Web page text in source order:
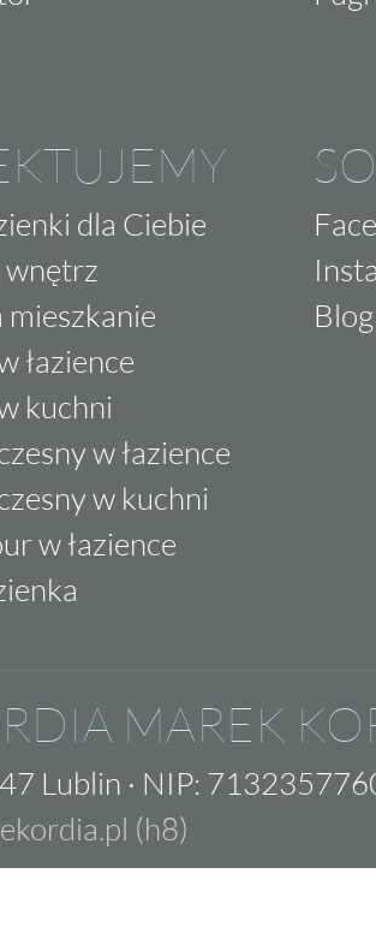
dla Ciebie
mieszkanie
łazience
kuchni
w łazience
w kuchni
w łazience
Blog
MAREK
Lublin · NIP:
(h8)